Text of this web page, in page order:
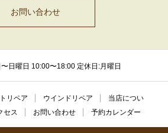
お問い合わせ
日曜日 10:00〜18:00 定休日:月曜日
リペア ウインドリペア
当店につい
セス お問い合わせ 予約カレンダー